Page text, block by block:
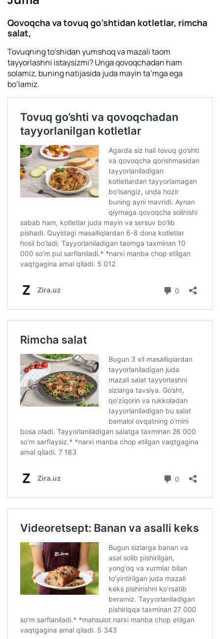
Qovoqcha va tovuq go’shtidan kotletlar, rimcha
salat,
Tovuqning to’shidan yumshoq va mazali taom
tayyorlashni istaysizmi? Unga qovoqchadan ham
solamiz, buning natijasida juda mayin ta’mga ega
bo’lamiz.